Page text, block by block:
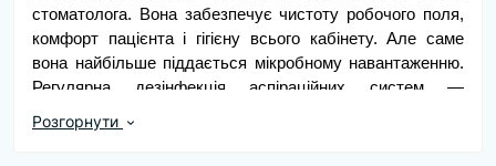
стоматолога. Вона забезпечує чистоту робочого поля,
комфорт пацієнта і гігієну всього кабінету. Але саме
вона найбільше піддається мікробному навантаженню.
Регулярна дезінфекція аспіраційних систем —
обов’язкова умова безпечної та ефективної роботи,
саме тому купувати
Розгорнути